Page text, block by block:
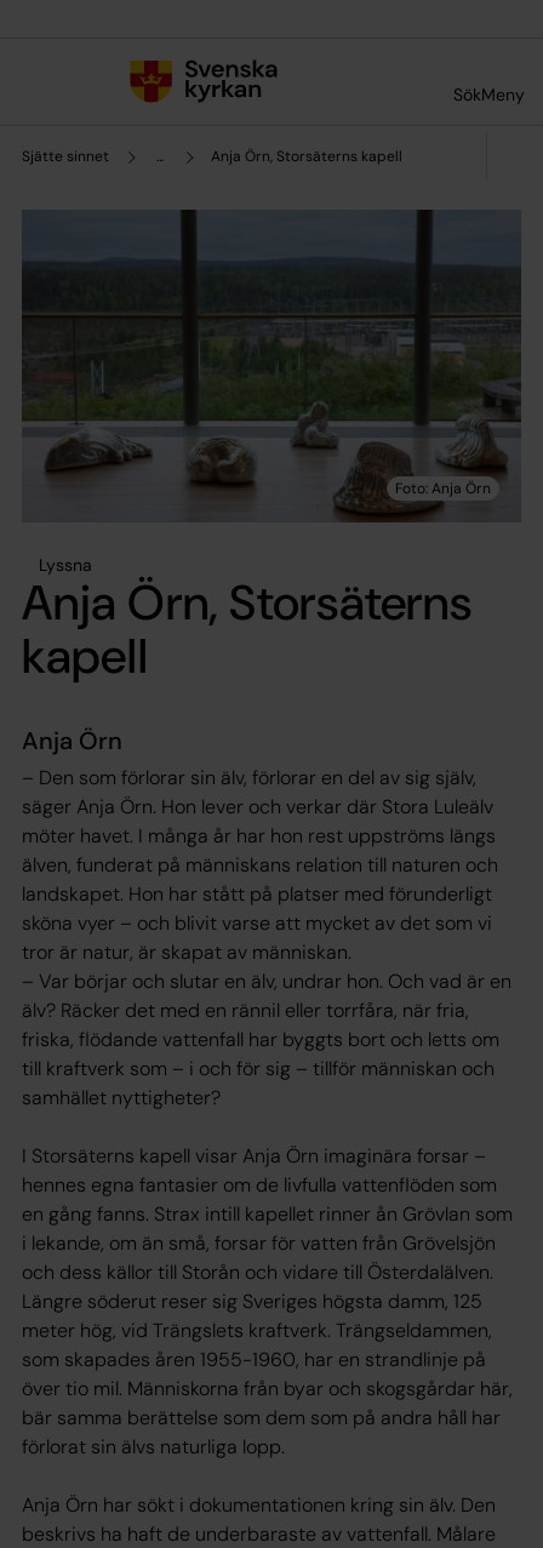
SökMeny
Sjätte sinnet ... Anja Örn, Storsäterns kapell
Lyssna
Anja Örn, Storsäterns
kapell
Anja Örn
– Den som förlorar sin älv, förlorar en del av sig själv,
säger Anja Örn. Hon lever och verkar där Stora Luleälv
möter havet. I många år har hon rest uppströms längs
älven, funderat på människans relation till naturen och
landskapet. Hon har stått på platser med förunderligt
sköna vyer – och blivit varse att mycket av det som vi
tror är natur, är skapat av människan.
– Var börjar och slutar en älv, undrar hon. Och vad är en
älv? Räcker det med en rännil eller torrfåra, när fria,
friska, flödande vattenfall har byggts bort och letts om
till kraftverk som – i och för sig – tillför människan och
samhället nyttigheter?
I Storsäterns kapell visar Anja Örn imaginära forsar –
hennes egna fantasier om de livfulla vattenflöden som
en gång fanns. Strax intill kapellet rinner ån Grövlan som
i lekande, om än små, forsar för vatten från Grövelsjön
och dess källor till Storån och vidare till Österdalälven.
Längre söderut reser sig Sveriges högsta damm, 125
meter hög, vid Trängslets kraftverk. Trängseldammen,
som skapades åren 1955-1960, har en strandlinje på
över tio mil. Människorna från byar och skogsgårdar här,
bär samma berättelse som dem som på andra håll har
förlorat sin älvs naturliga lopp.
Anja Örn har sökt i dokumentationen kring sin älv. Den
beskrivs ha haft de underbaraste av vattenfall. Målare